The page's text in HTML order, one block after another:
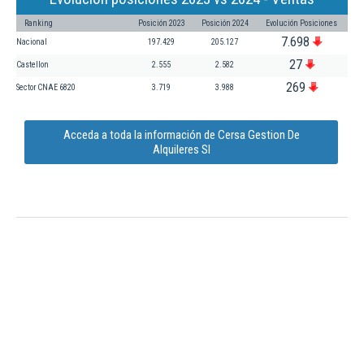
Ranking Posición 2023 Posición 2024 Evolución Posiciones
Nacional 197.429 205.127 7.698
Castellon 2.555 2.582 27
Sector CNAE 6820 3.719 3.988 269
Acceda a toda la información de Cersa Gestion De
Alquileres Sl